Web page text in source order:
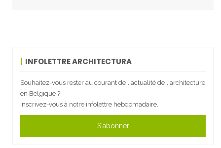
INFOLETTRE ARCHITECTURA
Souhaitez-vous rester au courant de l'actualité de l'architecture
en Belgique ?
Inscrivez-vous à notre infolettre hebdomadaire.
S'abonner